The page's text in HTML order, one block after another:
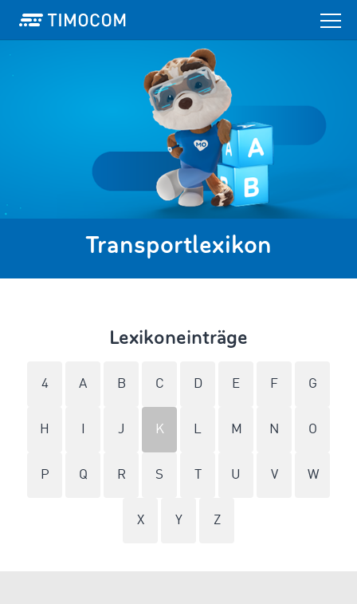
Transportlexikon
Lexikoneinträge
4 A B C D E F G
H J K L M N O
P Q R S U V W
X Y Z